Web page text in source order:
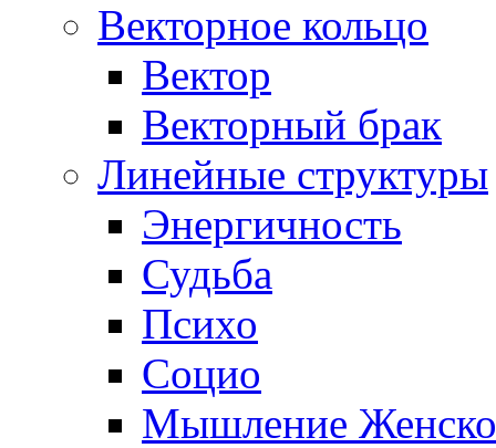
Векторное кольцо
Вектор
Векторный брак
Линейные структуры
Энергичность
Судьба
Психо
Социо
Мышление